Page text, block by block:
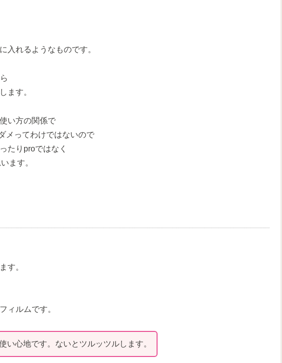
入れるようなものです。
します。
い方の関係で
メってわけではないので
たりproではなく
ます。
す。
ィルムです。
い心地です。ないとツルッツルします。